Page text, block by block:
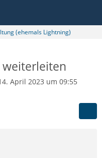
(ehemals Lightning)
April 2023 um 09:55